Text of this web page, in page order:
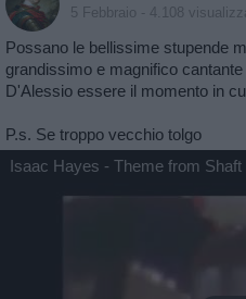
5 Febbraio - 4.108
Possano le bellissime stupende
grandissimo e magnifico
D'Alessio essere il momento in
P.s. Se troppo vecchio tolgo
Isaac Hayes - Theme from Shaft